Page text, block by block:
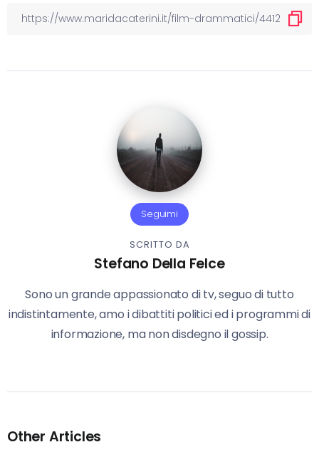
Seguimi
SCRITTO DA
Stefano Della Felce
Sono un grande appassionato di tv, seguo di tutto
indistintamente, amo i dibattiti politici ed i programmi di
informazione, ma non disdegno il gossip.
Other Articles